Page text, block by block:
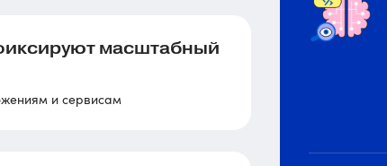
масштабный
и сервисам